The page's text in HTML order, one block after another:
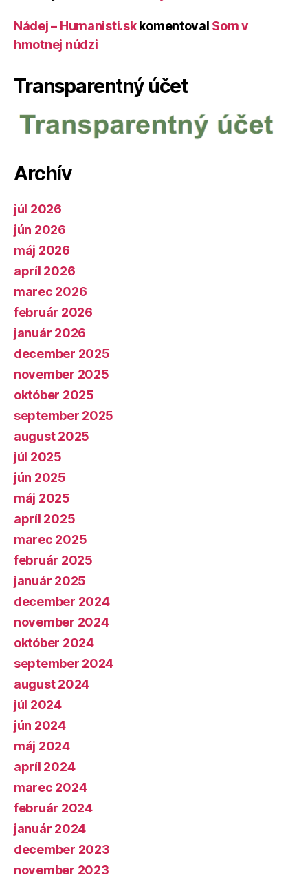
Nádej – Humanisti.skkomentoval Som v
hmotnej núdzi
Transparentný účet
Archív
júl 2026
jún 2026
máj 2026
apríl 2026
marec 2026
február 2026
január 2026
december 2025
november 2025
október 2025
september 2025
august 2025
júl 2025
jún 2025
máj 2025
apríl 2025
marec 2025
február 2025
január 2025
december 2024
november 2024
október 2024
september 2024
august 2024
júl 2024
jún 2024
máj 2024
apríl 2024
marec 2024
február 2024
január 2024
december 2023
november 2023